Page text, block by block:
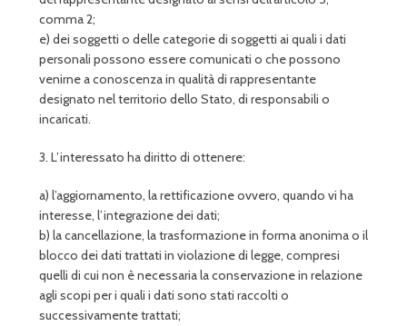
comma 2;
e) dei soggetti o delle categorie di soggetti ai quali i dati
personali possono essere comunicati o che possono
venirne a conoscenza in qualità di rappresentante
designato nel territorio dello Stato, di responsabili o
incaricati.
3. L’interessato ha diritto di ottenere:
a) l’aggiornamento, la rettificazione ovvero, quando vi ha
interesse, l’integrazione dei dati;
b) la cancellazione, la trasformazione in forma anonima o il
blocco dei dati trattati in violazione di legge, compresi
quelli di cui non è necessaria la conservazione in relazione
agli scopi per i quali i dati sono stati raccolti o
successivamente trattati;